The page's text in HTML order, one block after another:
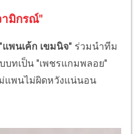
ามิกรณ์"
"แพนเค้ก เขมนิจ" ร่วมนำทีม
บทเป็น "เพชรแกมพลอย"
แพนไม่ผิดหวังแน่นอน